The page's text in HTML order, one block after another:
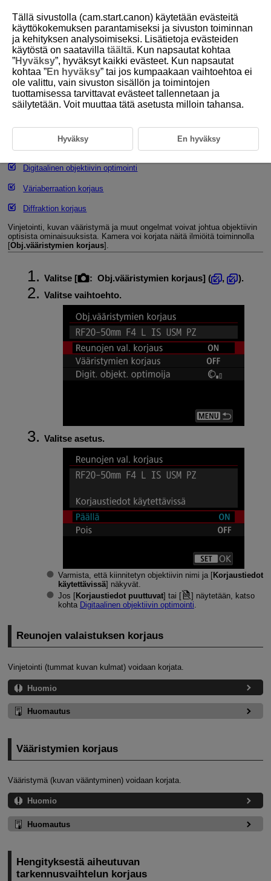
D388-088
Objektiivin vääristymien korjaus
Reunojen valaistuksen korjaus
Vääristymien korjaus
Digitaalinen objektiivin optimointi
Väriaberraation korjaus
Diffraktion korjaus
Vinjetointi, kuvan vääristymä ja muut ongelmat voivat johtua objektiivin
optisista ominaisuuksista. Kamera voi korjata näitä ilmiöitä toiminnolla
[Obj.vääristymien korjaus].
Valitse [ : Obj.vääristymien korjaus] ( ,
).
Valitse vaihtoehto.
Valitse asetus.
Varmista, että kiinnitetyn objektiivin nimi ja [Korjaustiedot
käytettävissä] näkyvät.
Jos [Korjaustiedot puuttuvat] tai [
] näytetään, katso
kohta Digitaalinen objektiivin optimointi.
Reunojen valaistuksen korjaus
Vinjetointi (tummat kuvan kulmat) voidaan korjata.
Huomio
Huomautus
Vääristymien korjaus
Vääristymä (kuvan vääntyminen) voidaan korjata.
Huomio
Huomautus
Hengityksestä aiheutuvan
tarkennusvaihtelun korjaus
Tällä sivustolla (cam.start.canon) käytetään evästeitä
käyttökokemuksen parantamiseksi ja sivuston toiminnan
ja kehityksen analysoimiseksi. Lisätietoja evästeiden
käytöstä on saatavilla täältä. Kun napsautat kohtaa
”Hyväksy”, hyväksyt kaikki evästeet. Kun napsautat
kohtaa ”En hyväksy” tai jos kumpaakaan vaihtoehtoa ei
ole valittu, vain sivuston sisällön ja toimintojen
tuottamisessa tarvittavat evästeet tallennetaan ja
säilytetään. Voit muuttaa tätä asetusta milloin tahansa.
Hyväksy En hyväksy